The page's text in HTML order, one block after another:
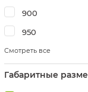
900
950
Смотреть все
Габаритные